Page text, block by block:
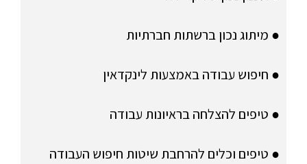
● מיתוג נכון ברשתות חברתיות
● חיפוש עבודה באמצעות לינקדאין
● טיפים להצלחה בראיונות עבודה
● טיפים וכלים להרחבת שיטות חיפוש העבודה